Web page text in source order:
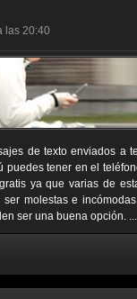
las 20:40
de texto enviados a
tener en el
ya que varias de
molestas e
ser una buena opción. ...